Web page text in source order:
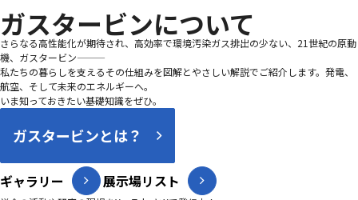
ガスタービンについて
さらなる高性能化が期待され、高効率で環境汚染ガス排出の少ない、21世紀の原動
機、ガスタービン―――
私たちの暮らしを支えるその仕組みを図解とやさしい解説でご紹介します。発電、
航空、そして未来のエネルギーへ。
いま知っておきたい基礎知識をぜひ。
ガスタービンとは？
ギャラリー 展示場リスト